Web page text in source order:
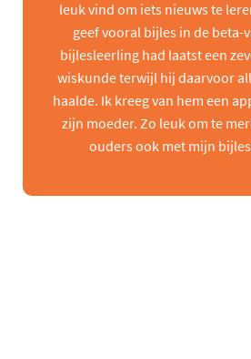
leuk vind om iets nieuws te
geef vooral bijles in de beta-
bijlesleerling had laatst een
wiskunde terwijl hij daarvoor
haalde. Ik kreeg van hem een
zijn moeder. Zo leuk om te
ouders ook met mijn